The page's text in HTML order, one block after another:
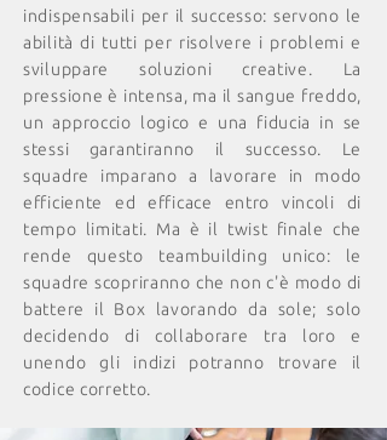
indispensabili per il successo: servono le
abilità di tutti per risolvere i problemi e
sviluppare soluzioni creative. La
pressione è intensa, ma il sangue freddo,
un approccio logico e una fiducia in se
stessi garantiranno il successo. Le
squadre imparano a lavorare in modo
efficiente ed efficace entro vincoli di
tempo limitati. Ma è il twist finale che
rende questo teambuilding unico: le
squadre scopriranno che non c'è modo di
battere il Box lavorando da sole; solo
decidendo di collaborare tra loro e
unendo gli indizi potranno trovare il
codice corretto.